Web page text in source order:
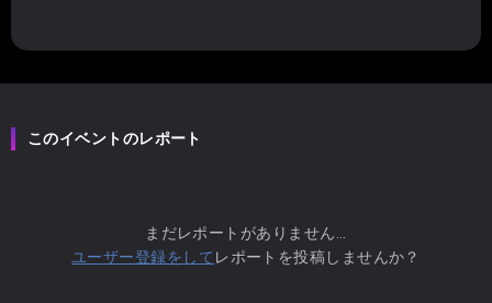
このイベントのレポート
まだレポートがありません...
ユーザー登録をして レポートを投稿しませんか？